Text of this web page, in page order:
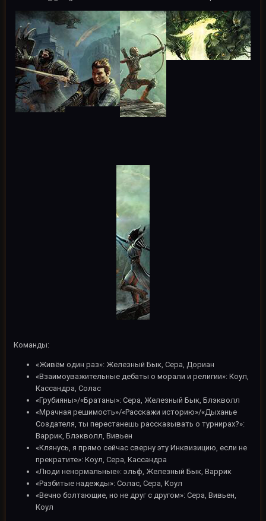
Команды:
«Живём один раз»: Железный Бык, Сера, Дориан
«Взаимоуважительные дебаты о морали и религии»: Коул,
Кассандра, Солас
«Грубияны»/«Братаны»: Сера, Железный Бык, Блэкволл
«Мрачная решимость»/«Расскажи историю»/«Дыханье
Создателя, ты перестанешь рассказывать о турнирах?»:
Варрик, Блэкволл, Вивьен
«Клянусь, я прямо сейчас сверну эту Инквизицию, если не
прекратите»: Коул, Сера, Кассандра
«Люди ненормальные»: эльф, Железный Бык, Варрик
«Разбитые надежды»: Солас, Сера, Коул
«Вечно болтающие, но не друг с другом»: Сера, Вивьен,
Коул